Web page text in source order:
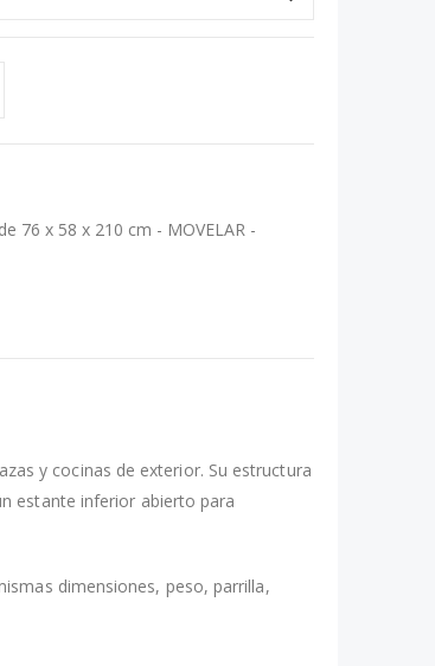
76 x 58 x 210 cm - MOVELAR -
y cocinas de exterior. Su estructura
estante inferior abierto para
dimensiones, peso, parrilla,